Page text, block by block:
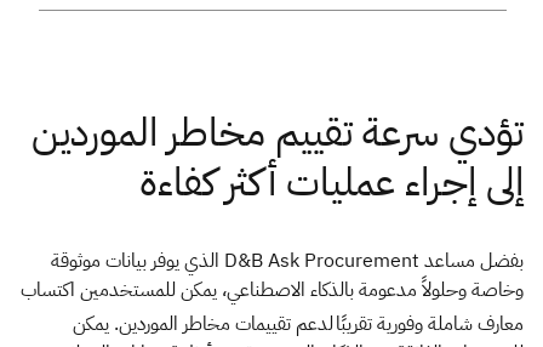
بفضل مساعد D&B Ask Procurement الذي يوفر بيانات موثوقة
وخاصة وحلولاً مدعومة بالذكاء الاصطناعي، يمكن للمستخدمين اكتساب
معارف شاملة وفورية تقريبًالدعم تقييمات مخاطر الموردين. يمكن